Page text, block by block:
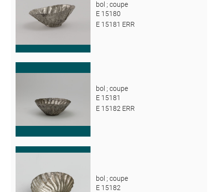
bol ; coupe
E 15180
E 15181 ERR
bol ; coupe
E 15181
E 15182 ERR
bol ; coupe
E 15182